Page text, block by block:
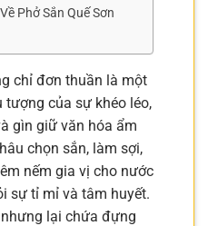
Phở Sắn Quế Sơn
chỉ đơn thuần là một
tượng của sự khéo léo,
gìn giữ văn hóa ẩm
chọn sắn, làm sợi,
nếm gia vị cho nước
sự tỉ mỉ và tâm huyết.
lại chứa đựng